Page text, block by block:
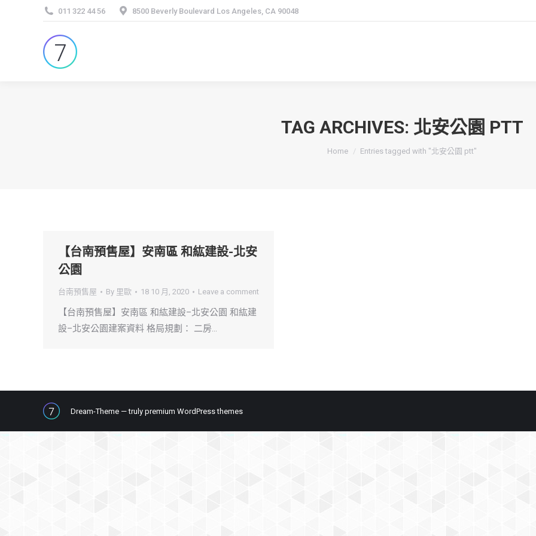
011 322 44 56 8500 Beverly Boulevard Los Angeles, CA 90048
TAG ARCHIVES: 北安公園 PTT
You are here:
Home Entries tagged with "北安公園 ptt"
【台南預售屋】安南區 和紘建設-北安
公園
台南預售屋 By 里歐 18 10 月, 2020 Leave a comment
【台南預售屋】安南區 和紘建設–北安公園 和紘建
設–北安公園建案資料 格局規劃： 二房…
Dream-Theme — truly premium WordPress themes